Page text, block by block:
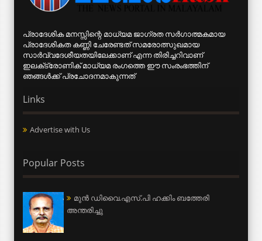
പ്രാദേശിക മനസ്സിന്റെ മാധ്യമ ജാഗ്രത സര്‍ഗാത്മകമായ
പ്രാദേശികത കണ്ണി ചേരേണ്ടത് സമരോത്സുഖമായ
സാര്‍വ്വദേശീയതയിലേക്കാണ് എന്ന തിരിച്ചറിവാണ്
ഇലക്‌ട്രോണിക് മാധ്യമ രംഗത്തെ ഈ സംരംഭത്തിന്
ഞങ്ങള്‍ക്ക് പ്രചോദനമാകുന്നത്
Links
Advertise with Us
Popular Posts
മുന്‍ ഡിവൈ.എസ്.പി ഹക്കിം ബത്തേരി
അന്തരിച്ചു